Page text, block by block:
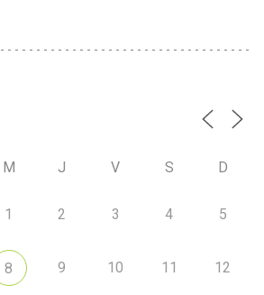
M J V S D
1 2 3 4 5
8 9 10 11 12